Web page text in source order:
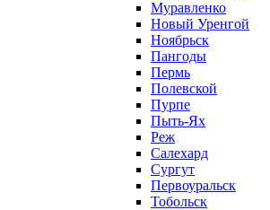
Муравленко
Новый Уренгой
Ноябрьск
Пангоды
Пермь
Полевской
Пурпе
Пыть-Ях
Реж
Салехард
Сургут
Первоуральск
Тобольск